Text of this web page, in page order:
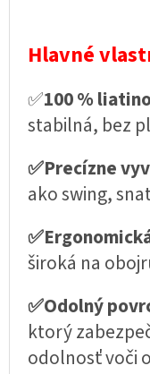
Hlavné
✅100 %
stabilná, bez
✅Precízne
ako swing,
široká na
✅Odolný
ktorý
odolnosť voči